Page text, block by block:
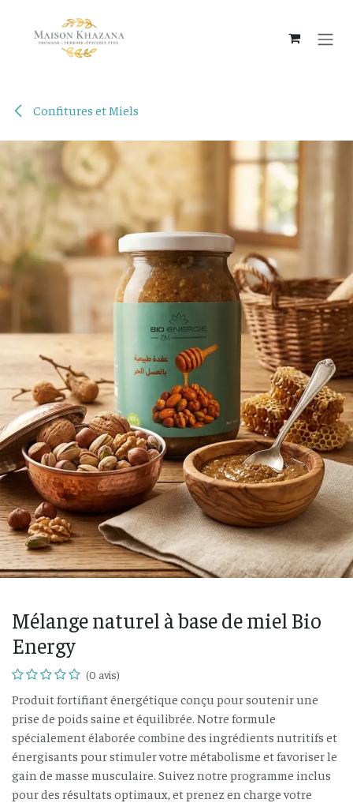
Confitures et Miels
Mélange naturel à base de miel Bio
Energy
(0 avis)
Produit fortifiant énergétique conçu pour soutenir une
prise de poids saine et équilibrée. Notre formule
spécialement élaborée combine des ingrédients nutritifs et
énergisants pour stimuler votre métabolisme et favoriser le
gain de masse musculaire. Suivez notre programme inclus
pour des résultats optimaux, et prenez en charge votre